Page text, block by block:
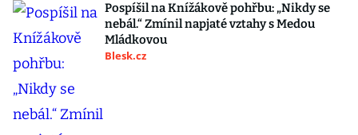
Pospíšil na Knížákově pohřbu: „Nikdy se
nebál.“ Zmínil napjaté vztahy s Medou
Mládkovou
Blesk.cz